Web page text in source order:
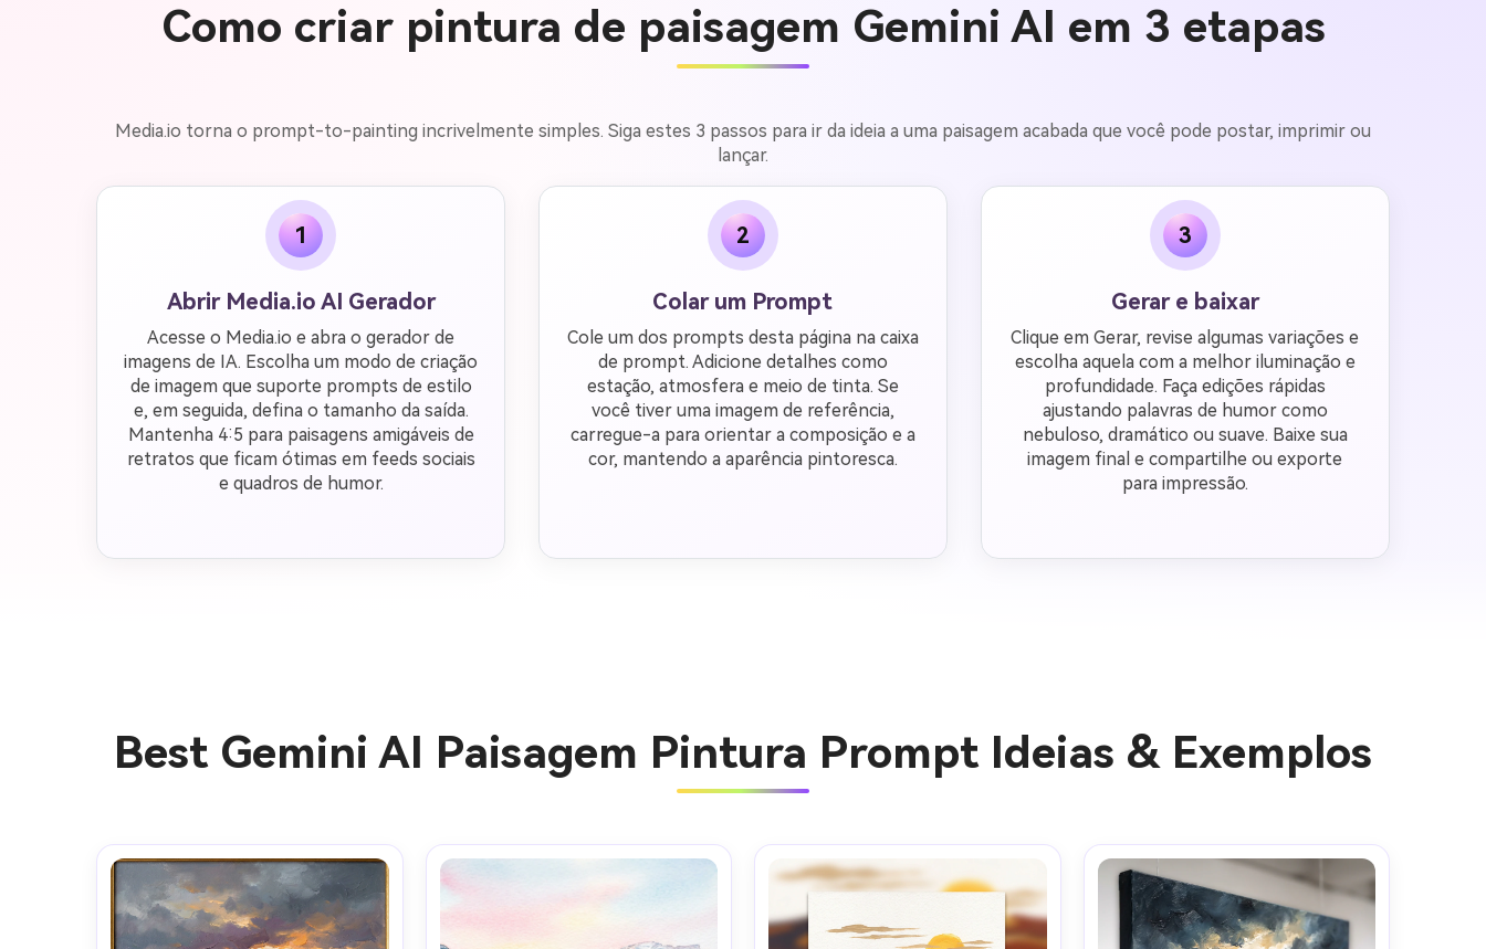
Como criar pintura de paisagem Gemini AI em 3 etapas
Media.io torna o prompt-to-painting incrivelmente simples. Siga estes 3 passos para ir da ideia a uma paisagem acabada que você pode postar, imprimir ou
lançar.
1
Abrir Media.io AI Gerador
Acesse o Media.io e abra o gerador de
imagens de IA. Escolha um modo de criação
de imagem que suporte prompts de estilo
e, em seguida, defina o tamanho da saída.
Mantenha 4:5 para paisagens amigáveis de
retratos que ficam ótimas em feeds sociais
e quadros de humor.
2
Colar um Prompt
Cole um dos prompts desta página na caixa
de prompt. Adicione detalhes como
estação, atmosfera e meio de tinta. Se
você tiver uma imagem de referência,
carregue-a para orientar a composição e a
cor, mantendo a aparência pintoresca.
3
Gerar e baixar
Clique em Gerar, revise algumas variações e
escolha aquela com a melhor iluminação e
profundidade. Faça edições rápidas
ajustando palavras de humor como
nebuloso, dramático ou suave. Baixe sua
imagem final e compartilhe ou exporte
para impressão.
Best Gemini AI Paisagem Pintura Prompt Ideias & Exemplos